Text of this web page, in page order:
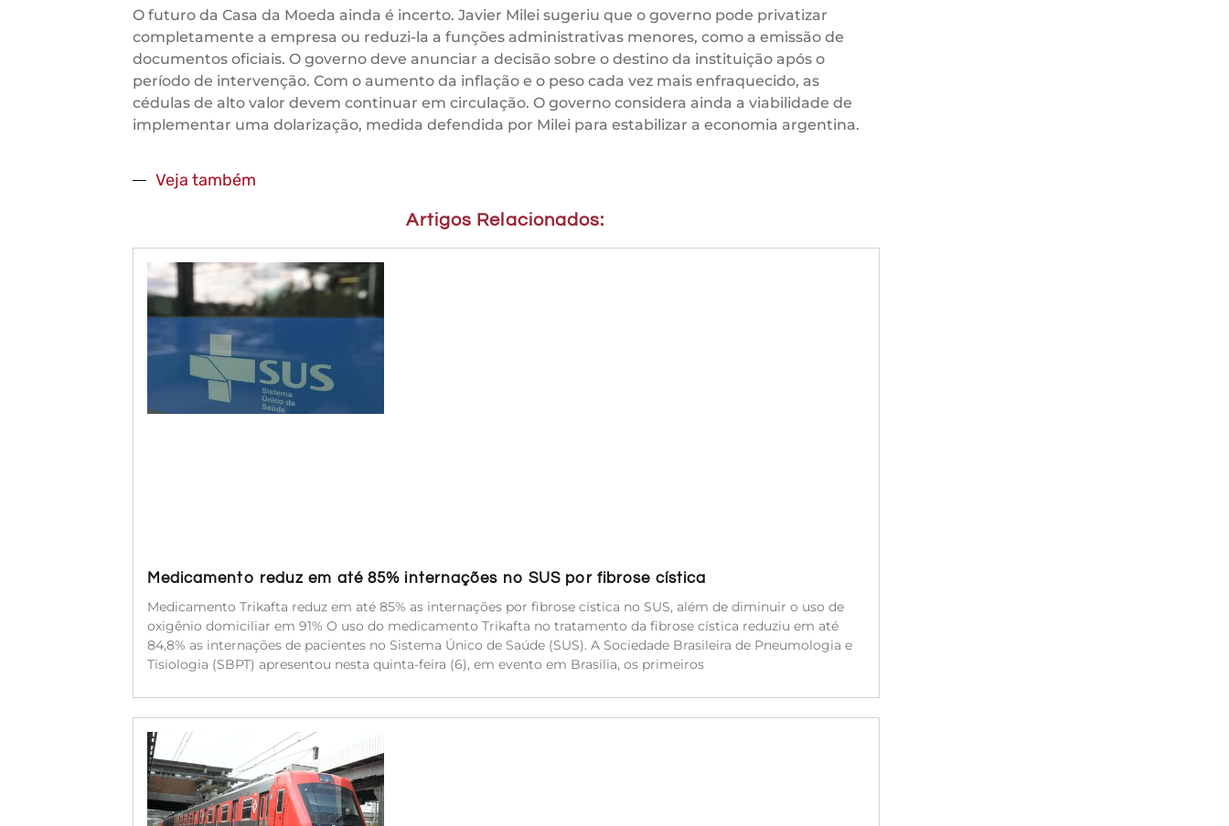
O futuro da Casa da Moeda ainda é incerto. Javier Milei sugeriu que o governo pode privatizar
completamente a empresa ou reduzi-la a funções administrativas menores, como a emissão de
documentos oficiais. O governo deve anunciar a decisão sobre o destino da instituição após o
período de intervenção. Com o aumento da inflação e o peso cada vez mais enfraquecido, as
cédulas de alto valor devem continuar em circulação. O governo considera ainda a viabilidade de
implementar uma dolarização, medida defendida por Milei para estabilizar a economia argentina.
Veja também
Artigos Relacionados:
Medicamento reduz em até 85% internações no SUS por fibrose cística
Medicamento Trikafta reduz em até 85% as internações por fibrose cística no SUS, além de diminuir o uso de
oxigênio domiciliar em 91% O uso do medicamento Trikafta no tratamento da fibrose cística reduziu em até
84,8% as internações de pacientes no Sistema Único de Saúde (SUS). A Sociedade Brasileira de Pneumologia e
Tisiologia (SBPT) apresentou nesta quinta-feira (6), em evento em Brasília, os primeiros